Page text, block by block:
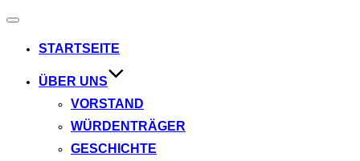
Navigation
STARTSEITE
ÜBER UNS
VORSTAND
WÜRDENTRÄGER
GESCHICHTE